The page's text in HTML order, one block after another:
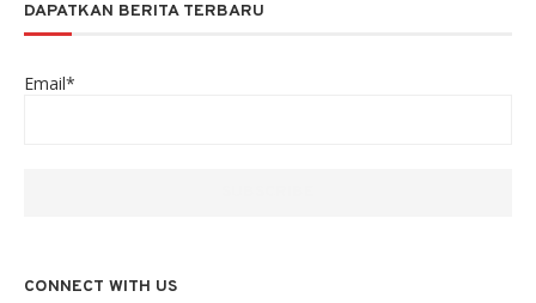
DAPATKAN BERITA TERBARU
Email*
CONNECT WITH US